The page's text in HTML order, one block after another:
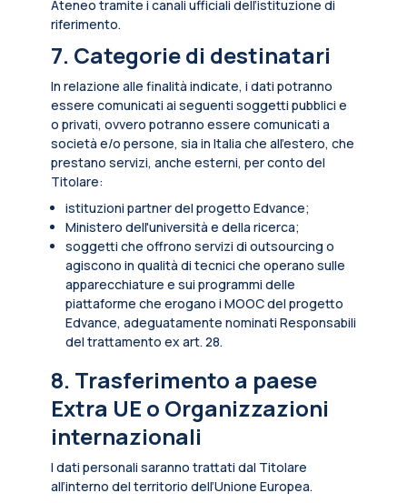
Ateneo tramite i canali ufficiali dell’istituzione di
riferimento.
7. Categorie di destinatari
In relazione alle finalità indicate, i dati potranno
essere comunicati ai seguenti soggetti pubblici e
o privati, ovvero potranno essere comunicati a
società e/o persone, sia in Italia che all’estero, che
prestano servizi, anche esterni, per conto del
Titolare:
istituzioni partner del progetto Edvance;
Ministero dell'università e della ricerca;
soggetti che offrono servizi di outsourcing o
agiscono in qualità di tecnici che operano sulle
apparecchiature e sui programmi delle
piattaforme che erogano i MOOC del progetto
Edvance, adeguatamente nominati Responsabili
del trattamento ex art. 28.
8. Trasferimento a paese
Extra UE o Organizzazioni
internazionali
I dati personali saranno trattati dal Titolare
all’interno del territorio dell’Unione Europea.